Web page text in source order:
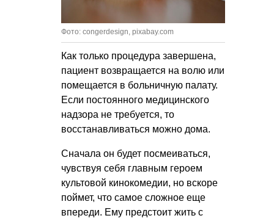
Фото: congerdesign, pixabay.com
Как только процедура завершена,
пациент возвращается на волю или
помещается в больничную палату.
Если постоянного медицинского
надзора не требуется, то
восстанавливаться можно дома.
Сначала он будет посмеиваться,
чувствуя себя главным героем
культовой кинокомедии, но вскоре
поймет, что самое сложное еще
впереди. Ему предстоит жить с